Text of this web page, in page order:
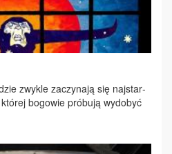
zwy­kle za­czy­na­ją się naj­star­
bo­go­wie pró­bu­ją wy­do­być